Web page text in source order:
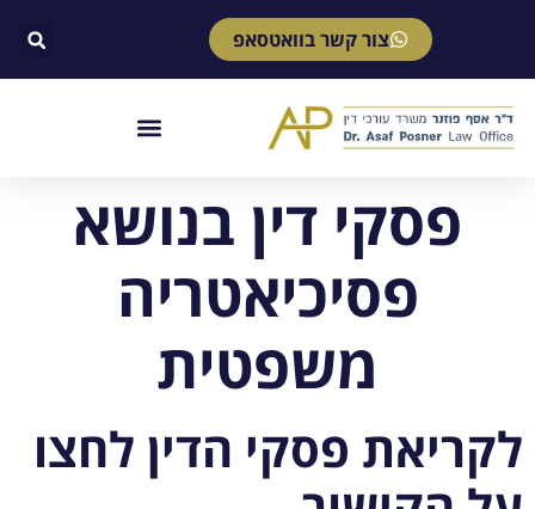
צור קשר בוואטסאפ
פסקי דין בנושא
פסיכיאטריה
משפטית
לקריאת פסקי הדין לחצו